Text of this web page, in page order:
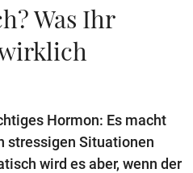
Was Ihr
Hormon: Es macht
stressigen Situationen
wird es aber, wenn der